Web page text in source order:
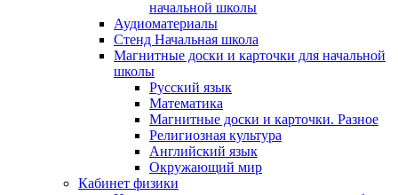
начальной школы
Аудиоматериалы
Стенд Начальная школа
Магнитные доски и карточки для начальной
школы
Русский язык
Математика
Магнитные доски и карточки. Разное
Религиозная культура
Английский язык
Окружающий мир
Кабинет физики